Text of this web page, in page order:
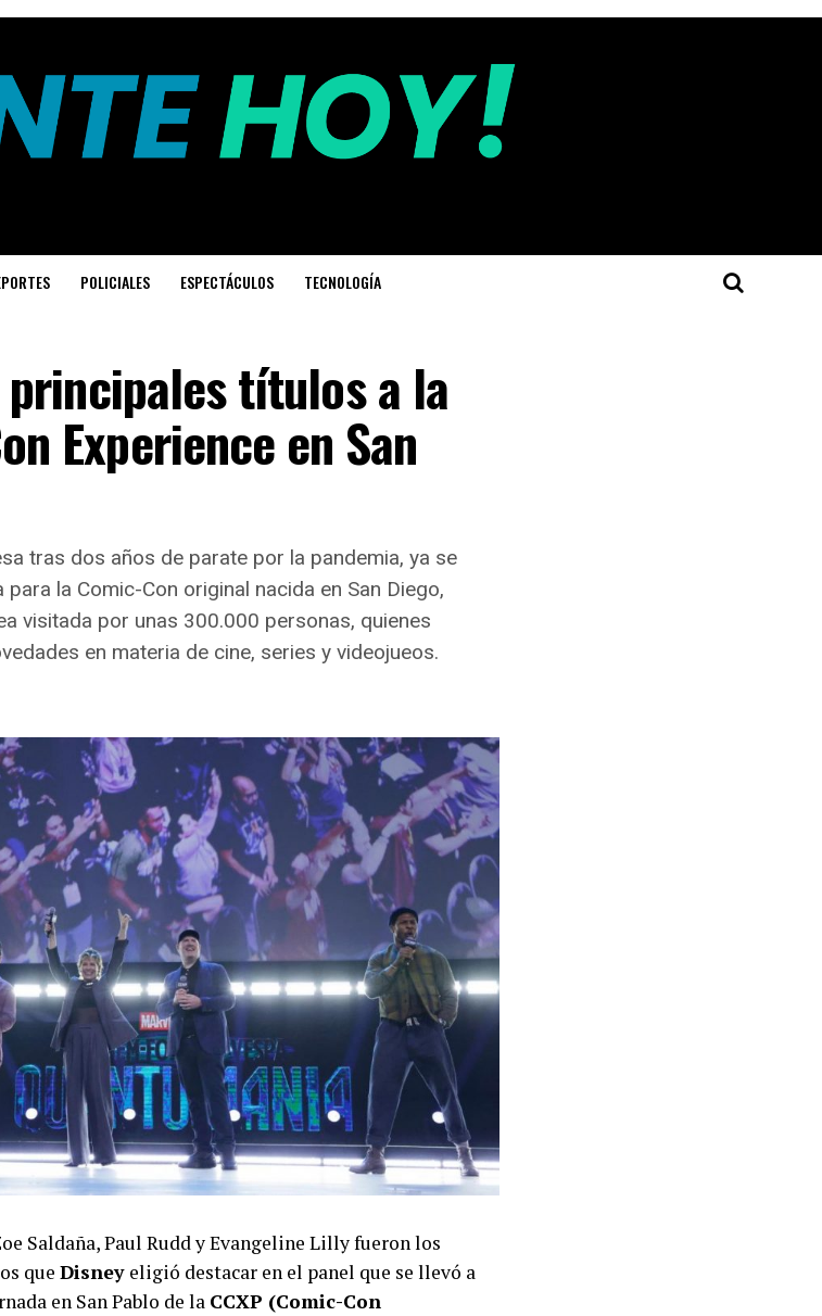
POLICIALES ESPECTÁCULOS TECNOLOGÍA
principales títulos a la
Experience en San
tras dos años de parate por la pandemia, ya se
la Comic-Con original nacida en San Diego,
visitada por unas 300.000 personas, quienes
en materia de cine, series y videojueos.
Saldaña, Paul Rudd y Evangeline Lilly fueron los
que Disney eligió destacar en el panel que se llevó a
en San Pablo de la CCXP (Comic-Con